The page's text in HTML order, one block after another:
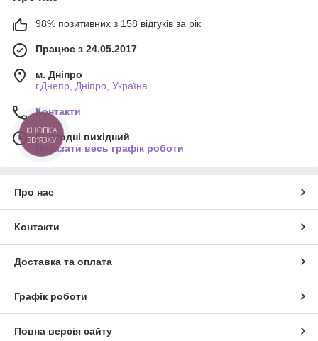
98% позитивних з 158 відгуків за рік
Працює з 24.05.2017
м. Дніпро
г.Днепр, Дніпро, Україна
Контакти
Сьогодні вихідний
Показати весь графік роботи
Про нас
Контакти
Доставка та оплата
Графік роботи
Повна версія сайту
КНОПКА
ЗВ'ЯЗКУ